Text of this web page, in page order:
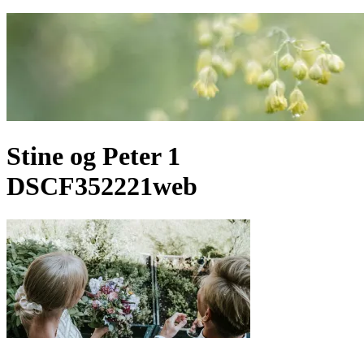
Stine og Peter 1
DSCF352221web